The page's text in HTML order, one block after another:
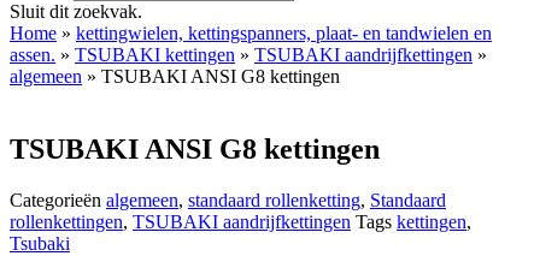
Sluit dit zoekvak.
Home » kettingwielen, kettingspanners, plaat- en tandwielen en
assen. » TSUBAKI kettingen » TSUBAKI aandrijfkettingen »
algemeen » TSUBAKI ANSI G8 kettingen
TSUBAKI ANSI G8 kettingen
Categorieën algemeen, standaard rollenketting, Standaard
rollenkettingen, TSUBAKI aandrijfkettingen Tags kettingen,
Tsubaki